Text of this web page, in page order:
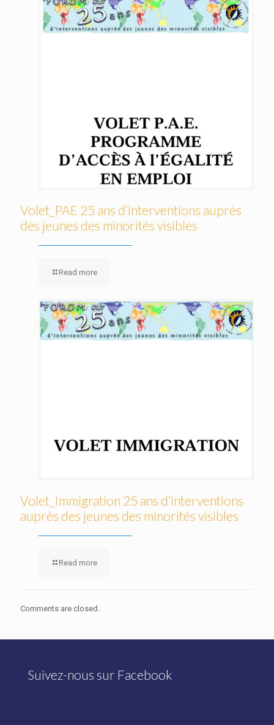
Volet_PAE 25 ans d’interventions auprès
des jeunes des minorités visibles
Read more
Volet_Immigration 25 ans d’interventions
auprès des jeunes des minorités visibles
Read more
Comments are closed.
Suivez-nous sur Facebook